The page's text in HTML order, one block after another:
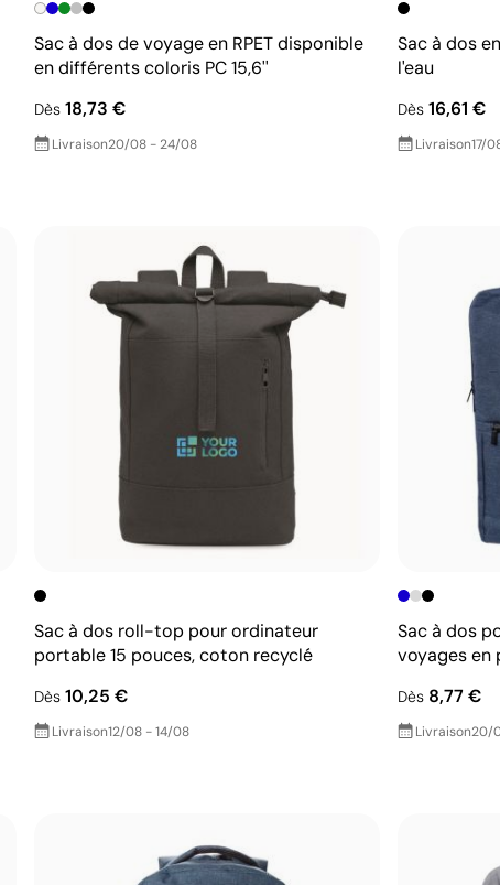
Sac à dos de voyage en RPET disponible
en différents coloris PC 15,6''
Dès 18,73 €
Livraison20/08 - 24/08
Sac à dos
l'eau
Dès 16,61 €
Livraison17/
Sac à dos roll-top pour ordinateur
portable 15 pouces, coton recyclé
Dès 10,25 €
Livraison12/08 - 14/08
Sac à dos
voyages en
Dès 8,77 €
Livraison20/